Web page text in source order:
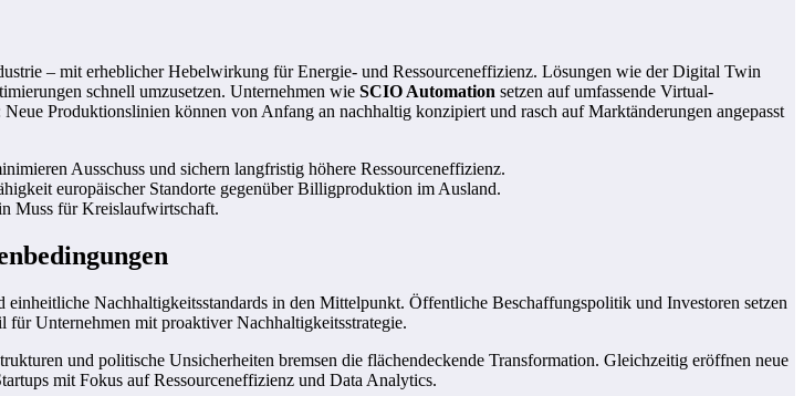
– mit erheblicher Hebelwirkung für Energie- und Ressourceneffizienz. Lösungen wie der Digital Twin
schnell umzusetzen. Unternehmen wie SCIO Automation setzen auf umfassende Virtual-
Produktionslinien können von Anfang an nachhaltig konzipiert und rasch auf Marktänderungen angepasst
Ausschuss und sichern langfristig höhere Ressourceneffizienz.
europäischer Standorte gegenüber Billigproduktion im Ausland.
Muss für Kreislaufwirtschaft.
einheitliche Nachhaltigkeitsstandards in den Mittelpunkt. Öffentliche Beschaffungspolitik und Investoren setzen
Unternehmen mit proaktiver Nachhaltigkeitsstrategie.
und politische Unsicherheiten bremsen die flächendeckende Transformation. Gleichzeitig eröffnen neue
mit Fokus auf Ressourceneffizienz und Data Analytics.